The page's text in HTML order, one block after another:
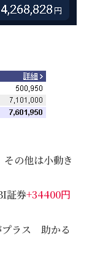
の他は小動き
証券+34400円
プラス 助かる